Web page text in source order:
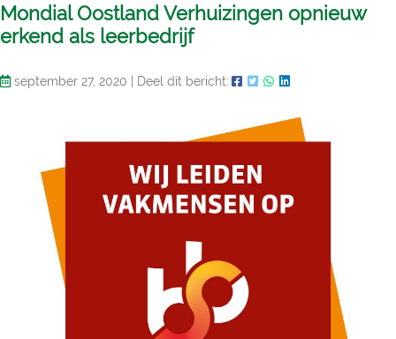
Mondial Oostland Verhuizingen opnieuw
erkend als leerbedrijf
september 27, 2020 Deel dit bericht: